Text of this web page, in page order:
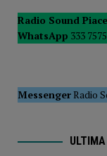
[ 6
[ 6
Radio Sound
WhatsApp 333
MessengerRadio